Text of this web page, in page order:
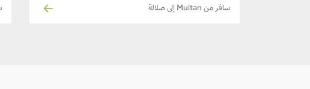
سافر من Multan إلى صلالة